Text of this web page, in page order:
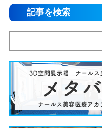
記事を検索